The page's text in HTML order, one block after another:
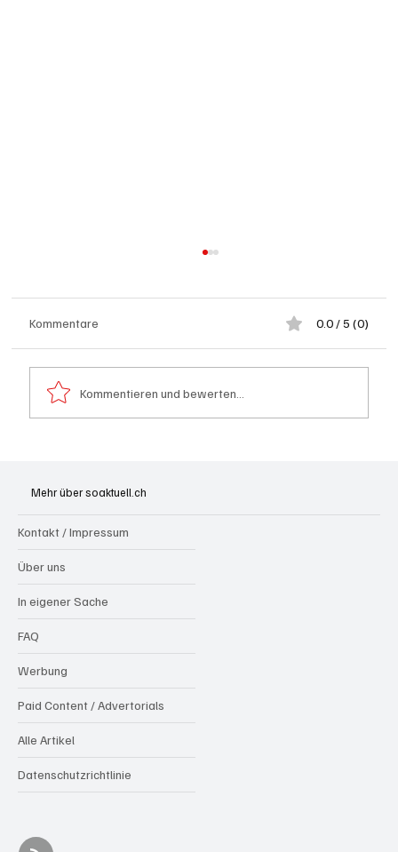
nutzen
Kommentare 0.0 / 5 (0)
Kommentieren und bewerten...
Mehr über soaktuell.ch
Kontakt / Impressum
Über uns
In eigener Sache
FAQ
Werbung
Paid Content / Advertorials
Alle Artikel
Datenschutzrichtlinie